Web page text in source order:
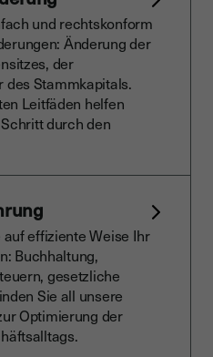
und rechtskonform
Änderung der
der
Stammkapitals.
Leitfäden helfen
durch den
effiziente Weise Ihr
Buchhaltung,
gesetzliche
Sie all unsere
Optimierung der